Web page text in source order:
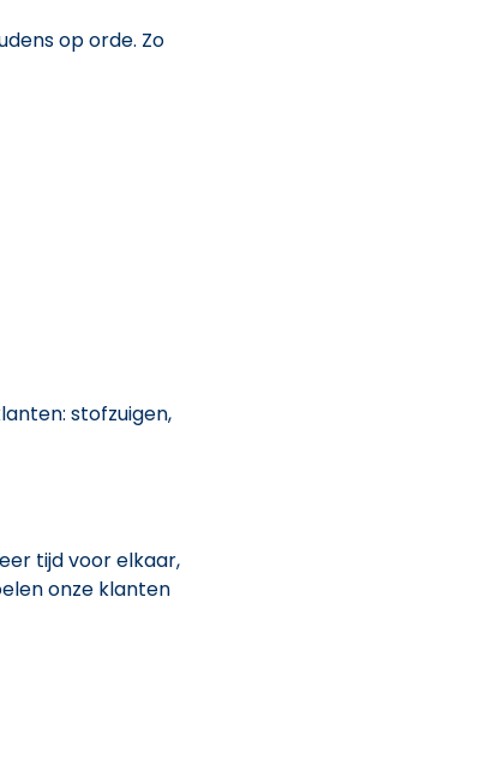
op orde. Zo
stofzuigen,
tijd voor elkaar,
onze klanten